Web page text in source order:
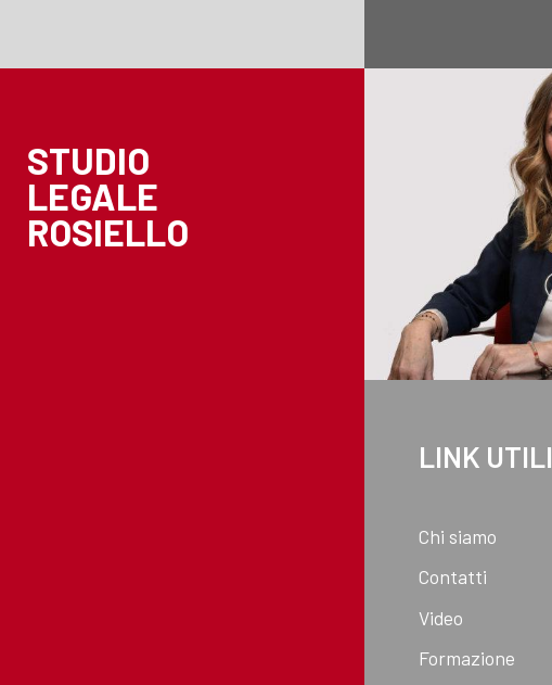
STUDIO
LEGALE
ROSIELLO
LINK UTILI
Chi siamo
Contatti
Video
Formazione